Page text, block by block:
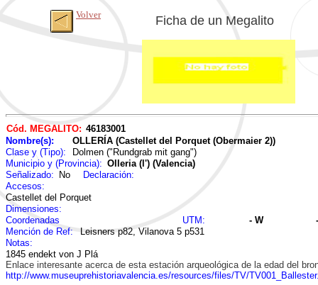
Volver Ficha de un Megalito
Cód. MEGALITO: 46183001
Nombre(s):
OLLERÍA (Castellet del Porquet (Obermaier 2))
Clase y (Tipo):
Dolmen ("Rundgrab mit gang")
Municipio y (Provincia): Olleria (l') (Valencia)
Señalizado:
No
Declaración:
Accesos:
Castellet del Porquet
Dimensiones:
Coordenadas
UTM: - W
Mención de Ref:
Leisners p82, Vilanova 5 p531
Notas:
1845 endekt von J Plá
Enlace interesante acerca de esta estación arqueológica de la edad del
http://www.museuprehistoriavalencia.es/resources/files/TV/